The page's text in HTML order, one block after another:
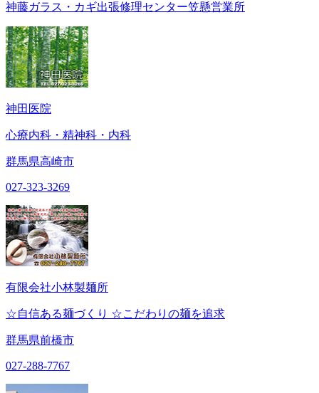
神藤ガラス・カギ出張修理センター笠懸営業所
神田医院
心療内科・精神科・内科
群馬県高崎市
027-323-3269
有限会社小林製麺所
☆自信ある麺づくり ☆こだわりの麺を追求
群馬県前橋市
027-288-7767